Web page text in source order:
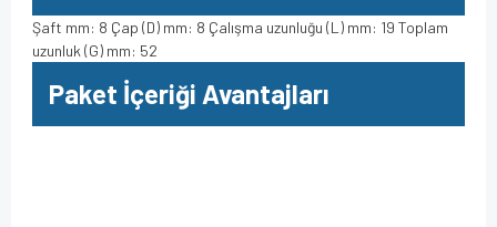
Şaft mm: 8 Çap (D) mm: 8 Çalışma uzunluğu (L) mm: 19 Toplam
uzunluk (G) mm: 52
Paket İçeriği Avantajları